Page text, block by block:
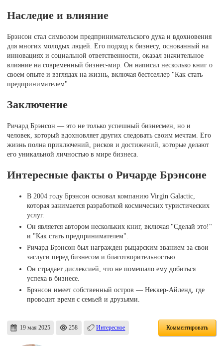
Наследие и влияние
Брэнсон стал символом предпринимательского духа и вдохновения
для многих молодых людей. Его подход к бизнесу, основанный на
инновациях и социальной ответственности, оказал значительное
влияние на современный бизнес-мир. Он написал несколько книг о
своем опыте и взглядах на жизнь, включая бестселлер "Как стать
предпринимателем".
Заключение
Ричард Брэнсон — это не только успешный бизнесмен, но и
человек, который вдохновляет других следовать своим мечтам. Его
жизнь полна приключений, рисков и достижений, которые делают
его уникальной личностью в мире бизнеса.
Интересные факты о Ричарде Брэнсоне
В 2004 году Брэнсон основал компанию Virgin Galactic,
которая занимается разработкой космических туристических
услуг.
Он является автором нескольких книг, включая "Сделай это!"
и "Как стать предпринимателем".
Ричард Брэнсон был награжден рыцарским званием за свои
заслуги перед бизнесом и благотворительностью.
Он страдает дислексией, что не помешало ему добиться
успеха в бизнесе.
Брэнсон имеет собственный остров — Неккер-Айленд, где
проводит время с семьей и друзьями.
19 мая 2025 258 Интересное Комментировать